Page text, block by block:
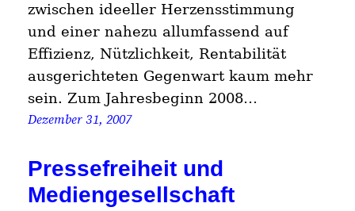
zwischen ideeller Herzensstimmung
und einer nahezu allumfassend auf
Effizienz, Nützlichkeit, Rentabilität
ausgerichteten Gegenwart kaum mehr
sein. Zum Jahresbeginn 2008…
Dezember 31, 2007
Pressefreiheit und
Mediengesellschaft